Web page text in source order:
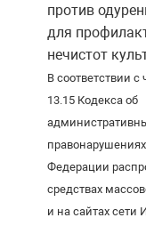
против
для
нечистот
В соответствии с
13.15 Кодекса об
Федерации
средствах
и на сайтах сети